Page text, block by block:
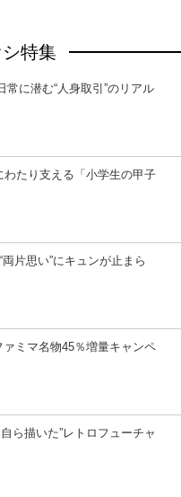
特集
常に潜む“人身取引”のリアル
わたり支える「小学生の甲子
片思い”にキュンが止まら
ミマ名物45％増量キャンペ
ら描いた”レトロフューチャ